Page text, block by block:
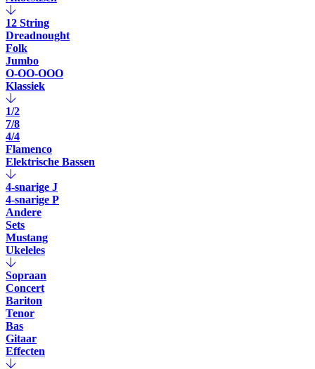
12 String
Dreadnought
Folk
Jumbo
O-OO-OOO
Klassiek
1/2
7/8
4/4
Flamenco
Elektrische Bassen
4-snarige J
4-snarige P
Andere
Sets
Mustang
Ukeleles
Sopraan
Concert
Bariton
Tenor
Bas
Gitaar
Effecten